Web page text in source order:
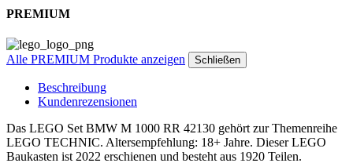
PREMIUM
Alle PREMIUM Produkte anzeigen Schließen
Beschreibung
Kundenrezensionen
Das LEGO Set BMW M 1000 RR 42130 gehört zur Themenreihe
LEGO TECHNIC. Altersempfehlung: 18+ Jahre. Dieser LEGO
Baukasten ist 2022 erschienen und besteht aus 1920 Teilen.